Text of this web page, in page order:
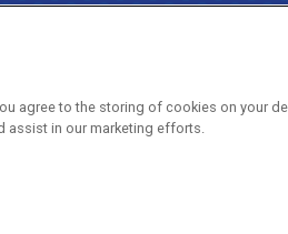
agree to the storing of cookies on your
assist in our marketing efforts.